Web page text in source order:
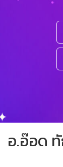
อ.อ๊อด